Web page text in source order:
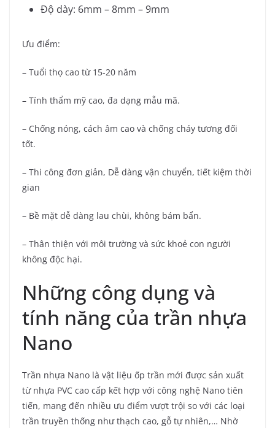
Độ dày: 6mm – 8mm – 9mm
Ưu điểm:
– Tuổi thọ cao từ 15-20 năm
– Tính thẩm mỹ cao, đa dạng mẫu mã.
– Chống nóng, cách âm cao và chống cháy tương đối
tốt.
– Thi công đơn giản, Dễ dàng vận chuyển, tiết kiệm thời
gian
– Bề mặt dễ dàng lau chùi, không bám bẩn.
– Thân thiện với môi trường và sức khoẻ con người
không độc hại.
Những công dụng và
tính năng của trần nhựa
Nano
Trần nhựa Nano là vật liệu ốp trần mới được sản xuất
từ nhựa PVC cao cấp kết hợp với công nghệ Nano tiên
tiến, mang đến nhiều ưu điểm vượt trội so với các loại
trần truyền thống như thạch cao, gỗ tự nhiên,… Nhờ